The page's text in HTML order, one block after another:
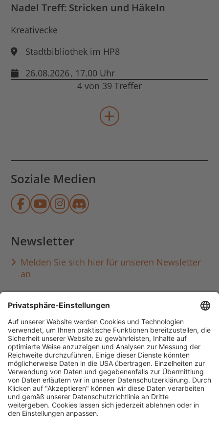
Nadel Treff: Stricken und Häkeln
Kreativecke
Stadtbibliothek im HP8
26.08.2026, 17.00 Uhr
4 von 39 Treffer
mehr Veranstaltungen
Soziale Medien
Münchner Stadtbibliothek auf
Münchner Stadtbibliothek auf
Münchner Stadtbibliothek
Münchner
Newsletter
Melden Sie sich hier für unseren Newsletter
an
Häufig aufgerufen
Standorte & Öffnungszeiten
anmelden & ausleihen
Ausbildung & Karriere
Impressum Datenschutz Barrierefreiheit
literaturportal-bayern.de